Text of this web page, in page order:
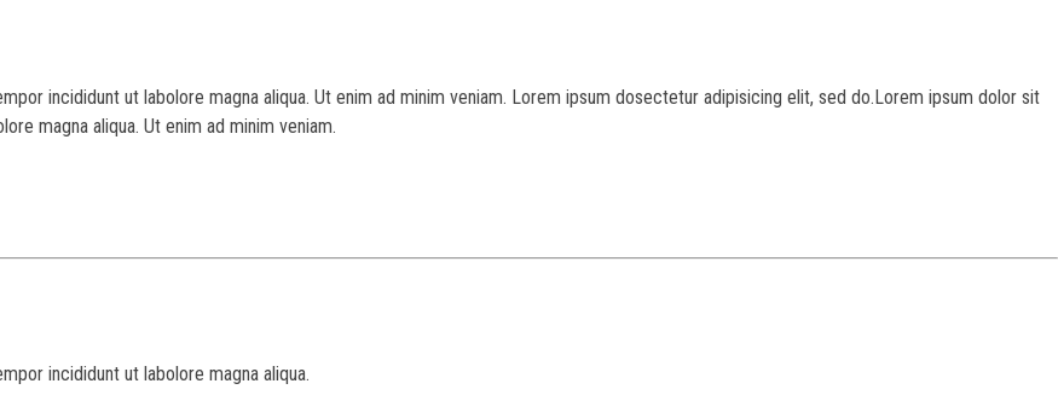
incididunt ut labolore magna aliqua. Ut enim ad minim veniam. Lorem ipsum dosectetur adipisicing elit, sed do.Lorem ipsum dolor sit
magna aliqua. Ut enim ad minim veniam.
incididunt ut labolore magna aliqua.